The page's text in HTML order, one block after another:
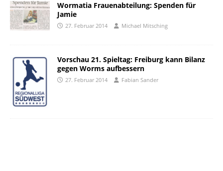
Wormatia Frauenabteilung: Spenden für
Jamie
27. Februar 2014 Michael Mitsching
Vorschau 21. Spieltag: Freiburg kann Bilanz
gegen Worms aufbessern
27. Februar 2014 Fabian Sander